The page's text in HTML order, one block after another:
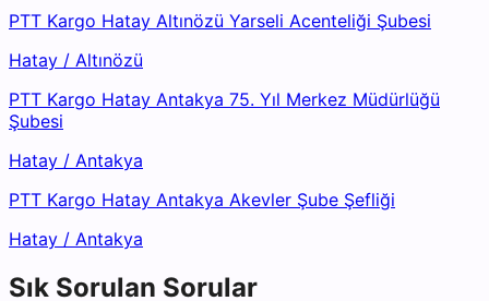
PTT Kargo Hatay Altınözü Yarseli Acenteliği Şubesi
Hatay / Altınözü
PTT Kargo Hatay Antakya 75. Yıl Merkez Müdürlüğü
Şubesi
Hatay / Antakya
PTT Kargo Hatay Antakya Akevler Şube Şefliği
Hatay / Antakya
Sık Sorulan Sorular